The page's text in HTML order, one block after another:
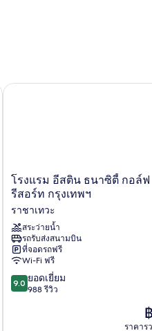
นามบินสุวรรณภูมิฟรี
โรงแรม
อี
ธนา
ซิตี้
กอล์ฟ
รีสอร์ท
กรุงเทพฯ
ราชา
เทวะ
โรงแรม อีสติน ธนาซิตี้ กอล์ฟ
รีสอร์ท กรุงเทพฯ
ราชาเทวะ
สระว่ายน้ำ
รถรับส่งสนามบิน
ที่จอดรถฟรี
Wi-Fi ฟรี
9.0
จาก
9.0 ยอดเยี่ยม
988 รีวิว
ปั
ราคาร
โรงแรม อีสติน ธนาซิตี้ กอล์ฟ รี